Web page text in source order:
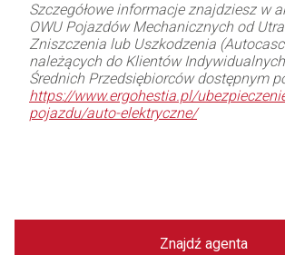
Szczegółowe informacje znajdziesz w
OWU Pojazdów Mechanicznych od
Zniszczenia lub Uszkodzenia
należących do Klientów
Średnich Przedsiębiorców dostępnym
https://www.ergohestia.pl/
pojazdu/auto-elektryczne/
Znajdź agenta